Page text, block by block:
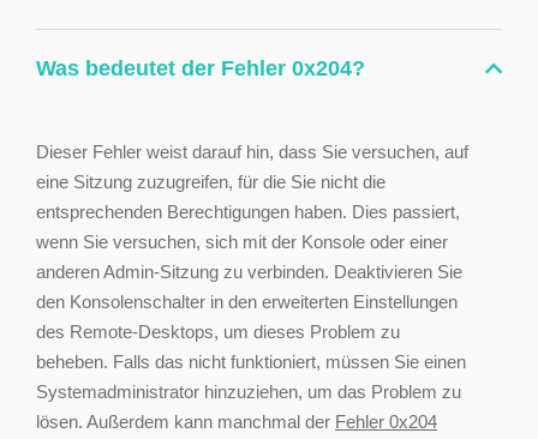
Was bedeutet der Fehler 0x204?
Dieser Fehler weist darauf hin, dass Sie versuchen, auf
eine Sitzung zuzugreifen, für die Sie nicht die
entsprechenden Berechtigungen haben. Dies passiert,
wenn Sie versuchen, sich mit der Konsole oder einer
anderen Admin-Sitzung zu verbinden. Deaktivieren Sie
den Konsolenschalter in den erweiterten Einstellungen
des Remote-Desktops, um dieses Problem zu
beheben. Falls das nicht funktioniert, müssen Sie einen
Systemadministrator hinzuziehen, um das Problem zu
lösen. Außerdem kann manchmal der Fehler 0x204